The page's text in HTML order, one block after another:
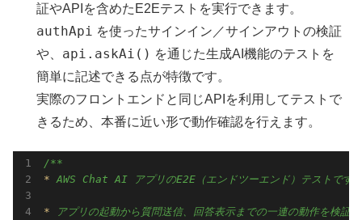
証やAPIを含めたE2Eテストを実行できます。
authApi を使ったサインイン／サインアウトの検証
や、 api.askAi() を通じた生成AI機能のテストを
簡単に記述できる点が特徴です。
実際のフロントエンドと同じAPIを利用してテストで
きるため、本番に近い形で動作確認を行えます。
*
*